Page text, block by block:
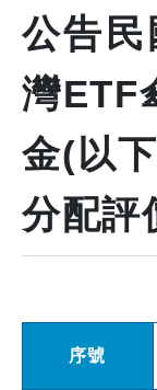
公告民
灣ETF
金(以
分配評
序號